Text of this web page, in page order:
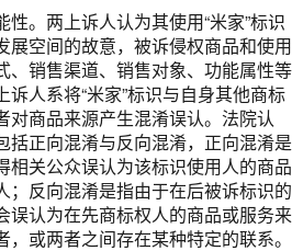
。两上诉人认为其使用“米家”标识
展空间的故意，被诉侵权商品和使用
、销售渠道、销售对象、功能属性等
人系将“米家”标识与自身其他商标
对商品来源产生混淆误认。法院认
括正向混淆与反向混淆，正向混淆是
相关公众误认为该标识使用人的商品
；反向混淆是指由于在后被诉标识的
误认为在先商标权人的商品或服务来
或两者之间存在某种特定的联系。